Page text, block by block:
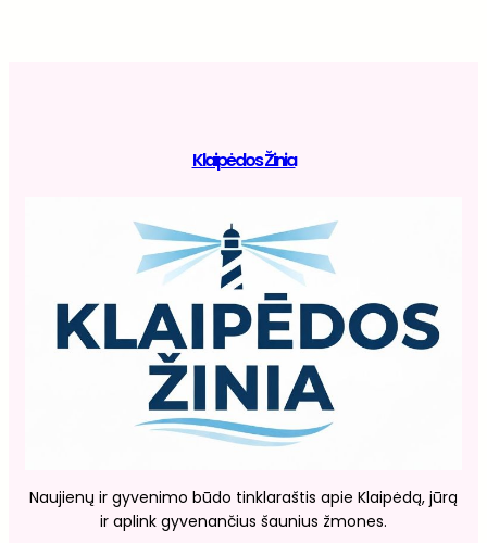
Klaipėdos Žinia
Naujienų ir gyvenimo būdo tinklaraštis apie Klaipėdą, jūrą
ir aplink gyvenančius šaunius žmones.